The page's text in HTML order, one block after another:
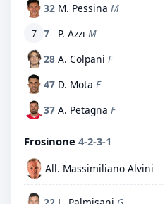
32 M. Pessina M
7 7 P. Azzi M
28 A. Colpani F
47 D. Mota F
37 A. Petagna F
Frosinone 4-2-3-1
All. Massimiliano Alvini